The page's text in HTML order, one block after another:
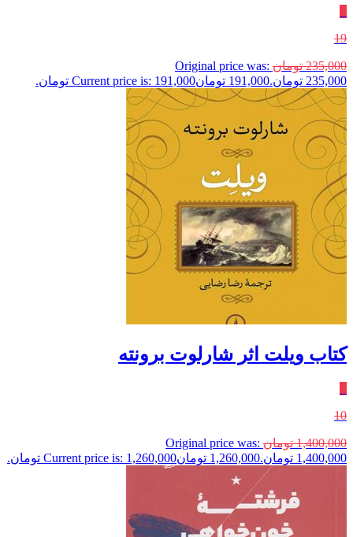
19
235,000 تومان Original price was:
235,000 تومان.
191,000 تومانCurrent price is: 191,000 تومان.
کتاب ویلت اثر شارلوت برونته
10
1,400,000 تومان Original price was:
1,400,000 تومان.
1,260,000 تومانCurrent price is: 1,260,000 تومان.